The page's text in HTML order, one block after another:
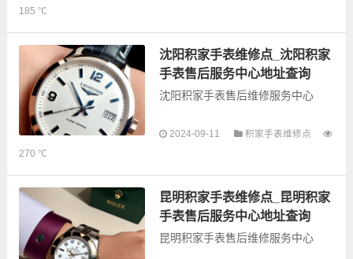
的故障检测维修，手表保养等业
务，为了享受优质的...
185 ℃
沈阳积家手表维修点_沈阳积家
手表售后服务中心地址查询
沈阳积家手表售后维修服务中心
以下是古锋网为您整理的沈阳积家
的故障检测维修，手表保养等业
务，为了享受优质的...
2024-09-11
积家手表维修点
270 ℃
昆明积家手表维修点_昆明积家
手表售后服务中心地址查询
昆明积家手表售后维修服务中心